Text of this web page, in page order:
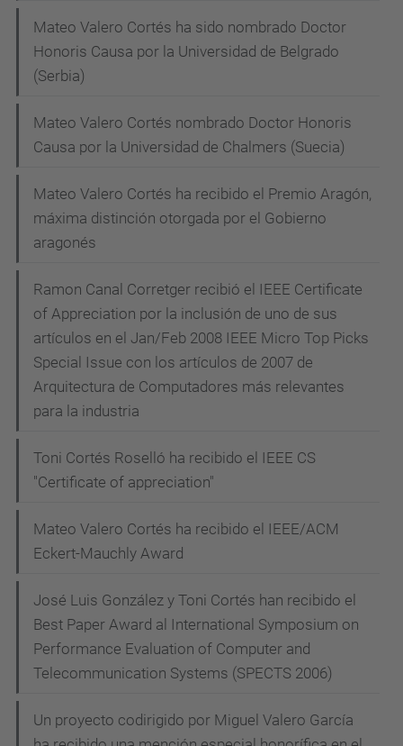
Mateo Valero Cortés ha sido nombrado Doctor
Honoris Causa por la Universidad de Belgrado
(Serbia)
Mateo Valero Cortés nombrado Doctor Honoris
Causa por la Universidad de Chalmers (Suecia)
Mateo Valero Cortés ha recibido el Premio Aragón,
máxima distinción otorgada por el Gobierno
aragonés
Ramon Canal Corretger recibió el IEEE Certificate
of Appreciation por la inclusión de uno de sus
artículos en el Jan/Feb 2008 IEEE Micro Top Picks
Special Issue con los artículos de 2007 de
Arquitectura de Computadores más relevantes
para la industria
Toni Cortés Roselló ha recibido el IEEE CS
"Certificate of appreciation"
Mateo Valero Cortés ha recibido el IEEE/ACM
Eckert-Mauchly Award
José Luis González y Toni Cortés han recibido el
Best Paper Award al International Symposium on
Performance Evaluation of Computer and
Telecommunication Systems (SPECTS 2006)
Un proyecto codirigido por Miguel Valero García